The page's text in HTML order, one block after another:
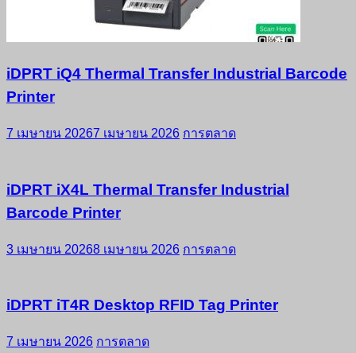
iDPRT iQ4 Thermal Transfer Industrial Barcode
Printer
7 เมษายน 20267 เมษายน 2026 การตลาด
iDPRT iX4L Thermal Transfer Industrial
Barcode Printer
3 เมษายน 20268 เมษายน 2026 การตลาด
iDPRT iT4R Desktop RFID Tag Printer
7 เมษายน 2026 การตลาด